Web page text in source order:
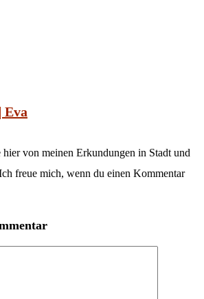
Eva
von meinen Erkundungen in Stadt und
freue mich, wenn du einen Kommentar